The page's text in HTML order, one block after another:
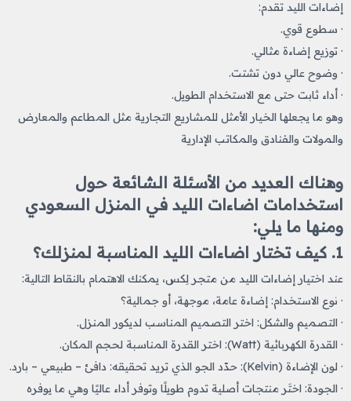
إضاءات الليد تقدم:
· سطوع قوي.
· توزيع إضاءة مثالي.
· وضوح عالي دون تشتت.
· أداء ثابت حتى مع الاستخدام الطويل.
وهو ما يجعلها الخيار الأمثل للمشاريع التجارية مثل المطاعم والمعارض
والمولات والفنادق والمكاتب الإدارية
وهناك العديد من الأسئلة الشائعة حول
استخدامات اضاءات الليد​ في المنزل السعودي
ومنها ما يلي:
1. كيف تختار اضاءات الليد​ المناسبة لمنزلك؟
عند اختيار إضاءات الليد من متجر لِكس، يمكنك الاهتمام بالنقاط التالية:
· نوع الاستخدام: إضاءة عامة، موجهة، أو جمالية؟
· التصميم والشكل: اختر التصميم المناسب لديكور المنزل.
· القدرة الكهربائية (Watt): اختر القدرة المناسبة لحجم المكان.
· لون الإضاءة (Kelvin): حدّد الجو الذي تريد تحقيقه: دافئ – طبيعي – بارد.
· الجودة: اختَر منتجات أصلية تدوم طويلًا وتوفر أداء عاليًا وهي ما يوفره